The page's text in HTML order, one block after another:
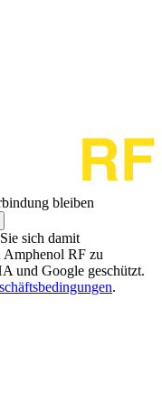
bleiben
sich damit
Amphenol RF zu
und Google geschützt.
.